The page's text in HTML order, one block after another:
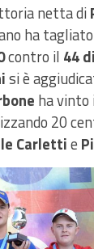
netta di
ha
contro il 44
si è
ha
20
Carlettie